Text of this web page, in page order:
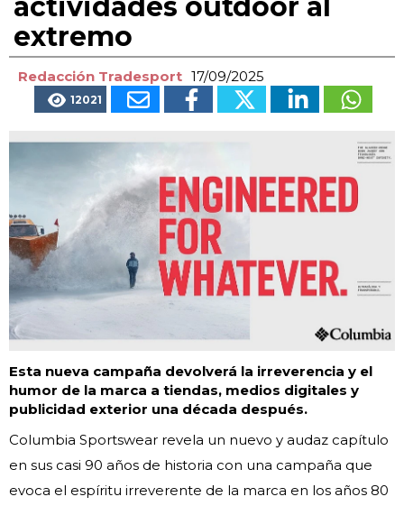
actividades outdoor al
extremo
Redacción Tradesport 17/09/2025
12021
Esta nueva campaña devolverá la irreverencia y el
humor de la marca a tiendas, medios digitales y
publicidad exterior una década después.
Columbia Sportswear revela un nuevo y audaz capítulo
en sus casi 90 años de historia con una campaña que
evoca el espíritu irreverente de la marca en los años 80